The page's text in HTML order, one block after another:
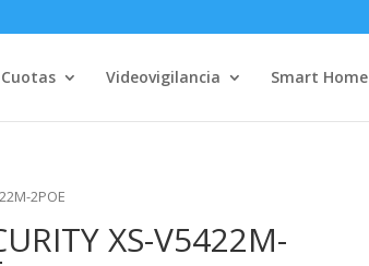
Videovigilancia Smart Home
2POE
XS-V5422M-